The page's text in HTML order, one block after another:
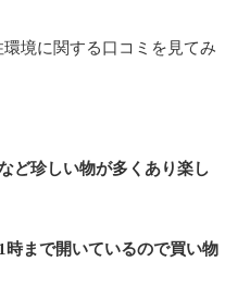
境に関する口コミを見てみ
ど珍しい物が多くあり楽し
まで開いているので買い物